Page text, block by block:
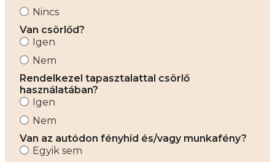
Nincs
Van csörlőd?
Igen
Nem
Rendelkezel tapasztalattal csörlő
használatában?
Igen
Nem
Van az autódon fényhíd és/vagy munkafény?
Egyik sem